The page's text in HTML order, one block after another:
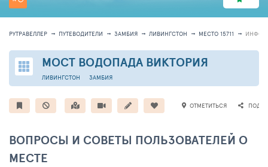
РУТРАВЕЛЛЕР ПУТЕВОДИТЕЛИ ЗАМБИЯ ЛИВИНГСТОН МЕСТО 15711
МОСТ ВОДОПАДА ВИКТОРИЯ
ЗАМБИЯ
ЛИВИНГСТОН
ОТМЕТИТЬСЯ
ВОПРОСЫ И СОВЕТЫ ПОЛЬЗОВАТЕЛЕЙ О
МЕСТЕ